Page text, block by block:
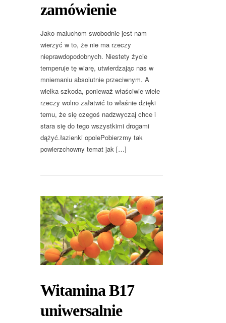
zamówienie
Jako maluchom swobodnie jest nam
wierzyć w to, że nie ma rzeczy
nieprawdopodobnych. Niestety życie
temperuje tę wiarę, utwierdzając nas w
mniemaniu absolutnie przeciwnym. A
wielka szkoda, ponieważ właściwie wiele
rzeczy wolno załatwić to właśnie dzięki
temu, że się czegoś nadzwyczaj chce i
stara się do tego wszystkimi drogami
dążyć.łazienki opolePobierzmy tak
powierzchowny temat jak […]
Witamina B17
uniwersalnie